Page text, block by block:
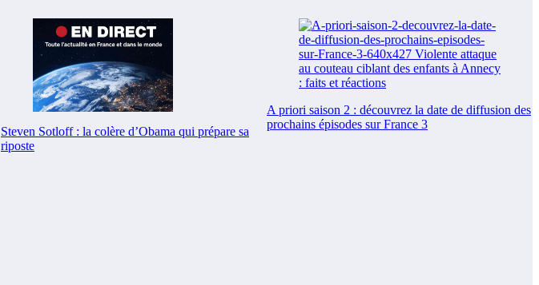
Steven Sotloff : la colère d’Obama qui prépare sa
riposte
A priori saison 2 : découvrez la date de diffusion des
prochains épisodes sur France 3